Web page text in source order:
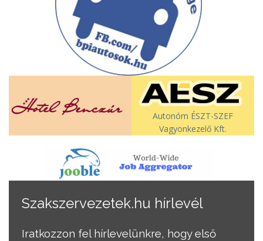
Autonóm ÉSZT-SZEF
Vagyonkezelő Kft.
Szakszervezetek.hu hírlevél
Iratkozzon fel hírlevelünkre, hogy első